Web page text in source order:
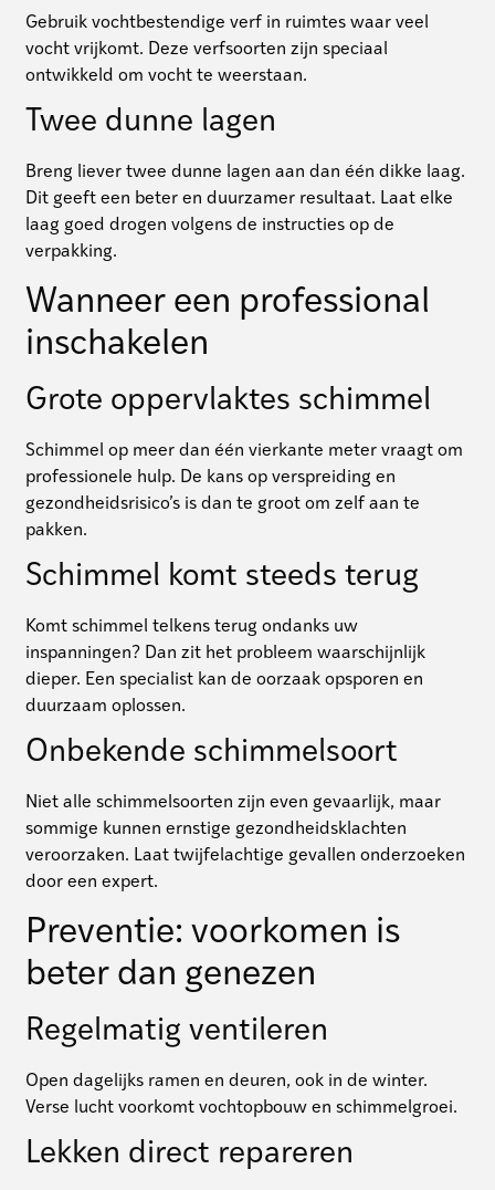
Gebruik vochtbestendige verf in ruimtes waar veel
vocht vrijkomt. Deze verfsoorten zijn speciaal
ontwikkeld om vocht te weerstaan.
Twee dunne lagen
Breng liever twee dunne lagen aan dan één dikke laag.
Dit geeft een beter en duurzamer resultaat. Laat elke
laag goed drogen volgens de instructies op de
verpakking.
Wanneer een professional
inschakelen
Grote oppervlaktes schimmel
Schimmel op meer dan één vierkante meter vraagt om
professionele hulp. De kans op verspreiding en
gezondheidsrisico’s is dan te groot om zelf aan te
pakken.
Schimmel komt steeds terug
Komt schimmel telkens terug ondanks uw
inspanningen? Dan zit het probleem waarschijnlijk
dieper. Een specialist kan de oorzaak opsporen en
duurzaam oplossen.
Onbekende schimmelsoort
Niet alle schimmelsoorten zijn even gevaarlijk, maar
sommige kunnen ernstige gezondheidsklachten
veroorzaken. Laat twijfelachtige gevallen onderzoeken
door een expert.
Preventie: voorkomen is
beter dan genezen
Regelmatig ventileren
Open dagelijks ramen en deuren, ook in de winter.
Verse lucht voorkomt vochtopbouw en schimmelgroei.
Lekken direct repareren